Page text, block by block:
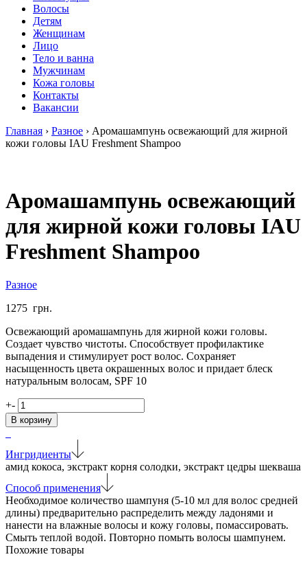
Волосы
Детям
Женщинам
Лицо
Тело и ванна
Мужчинам
Кожа головы
Контакты
Вакансии
Главная › Разное › Аромашампунь освежающий для жирной
кожи головы IAU Freshment Shampoo
Аромашампунь освежающий
для жирной кожи головы IAU
Freshment Shampoo
Разное
1275 грн.
Освежающий аромашампунь для жирной кожи головы.
Создает чувство чистоты. Способствует профилактике
выпадения и стимулирует рост волос. Сохраняет
насыщенность цвета окрашенных волос и придает блеск
натуральным волосам, SPF 10
+- Количество
товара
Аромашампунь
освежающий
для
жирной
головы
IAU
Freshment
Shampoo
В корзину
Ингридиенты
амид кокоса, экстракт корня солодки, экстракт цедры шекваша
Способ применения
Необходимое количество шампуня (5-10 мл для волос средней
длины) предварительно распределить между ладонями и
нанести на влажные волосы и кожу головы, помассировать.
Смыть теплой водой. Повторно помыть волосы шампунем.
Похожие товары